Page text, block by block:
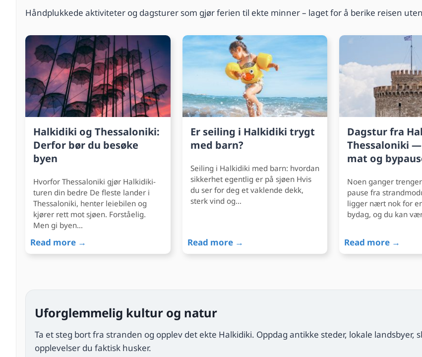
Håndplukkede aktiviteter og dagsturer som gjør ferien til ekte minner – laget for å berike reisen
Halkidiki og Thessaloniki:
Derfor bør du besøke
byen
Hvorfor Thessaloniki gjør Halkidiki-
turen din bedre De fleste lander i
Thessaloniki, henter leiebilen og
kjører rett mot sjøen. Forståelig.
Men gi byen…
Read more →
Er seiling i Halkidiki trygt
med barn?
Seiling i Halkidiki med barn: hvordan
sikkerhet egentlig er på sjøen Hvis
du ser for deg et vaklende dekk,
sterk vind og…
Read more →
Dagstur fra
Thessaloniki
mat og
Noen ganger
pause fra
ligger nært nok for
bydag, og du kan
Read more →
Uforglemmelig kultur og natur
Ta et steg bort fra stranden og opplev det ekte Halkidiki. Oppdag antikke steder, lokale landsbyer,
opplevelser du faktisk husker.